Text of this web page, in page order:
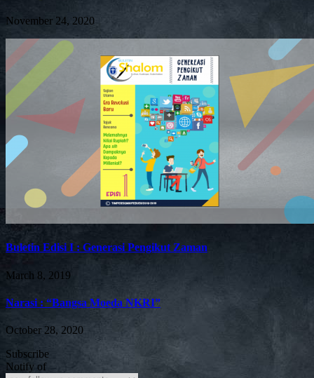
November 24, 2020
Buletin Edisi I : Generasi Pengikut Zaman
March 8, 2019
Narasi : “Bangsa Moeda NKRI”
October 28, 2020
Subscribe
Notify of